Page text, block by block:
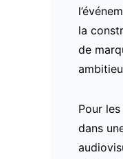
la
de
Pour
dans